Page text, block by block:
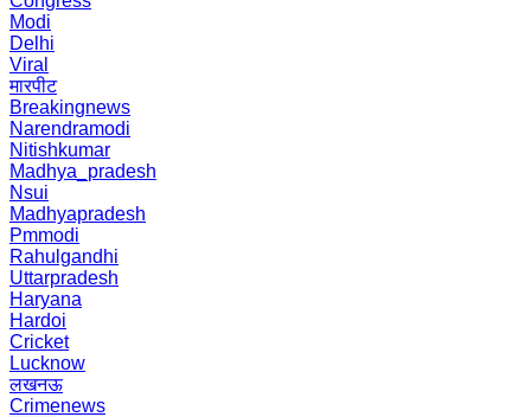
Modi
Delhi
Viral
मारपीट
Breakingnews
Narendramodi
Nitishkumar
Madhya_pradesh
Nsui
Madhyapradesh
Pmmodi
Rahulgandhi
Uttarpradesh
Haryana
Hardoi
Cricket
Lucknow
लखनऊ
Crimenews